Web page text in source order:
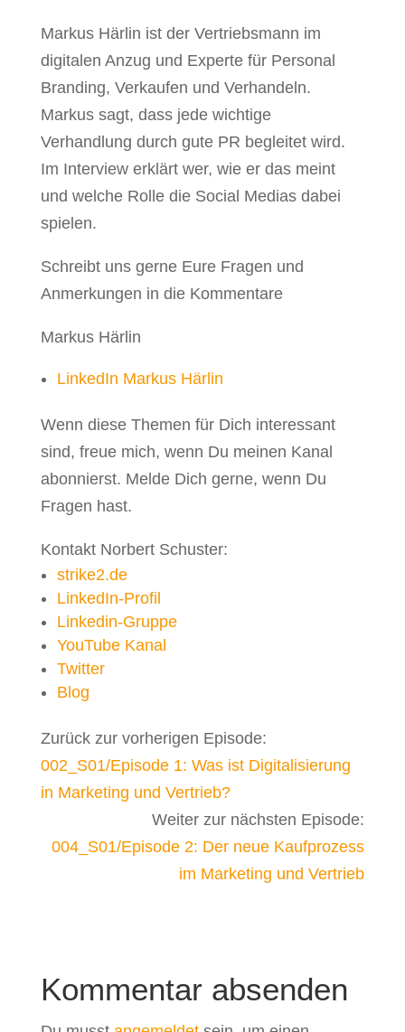
Markus Härlin ist der Vertriebsmann im
digitalen Anzug und Experte für Personal
Branding, Verkaufen und Verhandeln.
Markus sagt, dass jede wichtige
Verhandlung durch gute PR begleitet wird.
Im Interview erklärt wer, wie er das meint
und welche Rolle die Social Medias dabei
spielen.
Schreibt uns gerne Eure Fragen und
Anmerkungen in die Kommentare
Markus Härlin
LinkedIn Markus Härlin
Wenn diese Themen für Dich interessant
sind, freue mich, wenn Du meinen Kanal
abonnierst. Melde Dich gerne, wenn Du
Fragen hast.
Kontakt Norbert Schuster:
strike2.de
LinkedIn-Profil
Linkedin-Gruppe
YouTube Kanal
Twitter
Blog
Zurück zur vorherigen Episode:
002_S01/Episode 1: Was ist Digitalisierung
in Marketing und Vertrieb?
Weiter zur nächsten Episode:
004_S01/Episode 2: Der neue Kaufprozess
im Marketing und Vertrieb
Kommentar absenden